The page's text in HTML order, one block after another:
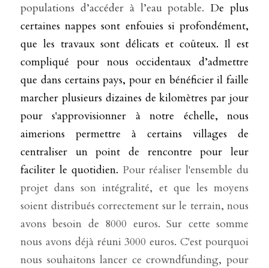
populations d’accéder à l’eau potable. De plus
certaines nappes sont enfouies si profondément,
que les travaux sont délicats et coûteux. Il est
compliqué pour nous occidentaux d’admettre
que dans certains pays, pour en bénéficier il faille
marcher plusieurs dizaines de kilomètres par jour
pour s'approvisionner à notre échelle, nous
aimerions permettre à certains villages de
centraliser un point de rencontre pour leur
faciliter le quotidien. Pour réaliser l'ensemble du
projet dans son intégralité, et que les moyens
soient distribués correctement sur le terrain, nous
avons besoin de 8000 euros. Sur cette somme
nous avons déjà réuni 3000 euros. C'est pourquoi
nous souhaitons lancer ce crowndfunding, pour